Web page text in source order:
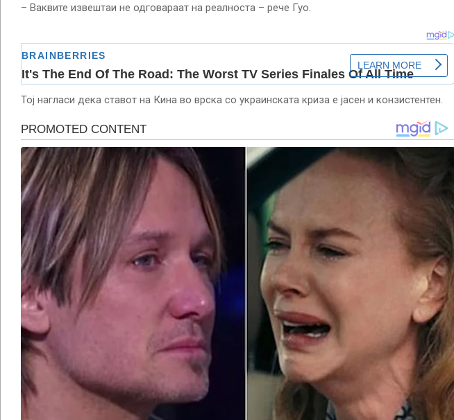
– Ваквите извештаи не одговараат на реалноста – рече Гуо.
Тој нагласи дека ставот на Кина во врска со украинската криза е јасен и конзистентен.